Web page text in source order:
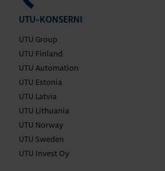
UTU-KONSERNI
UTU Group
UTU Finland
UTU Automation
UTU Estonia
UTU Latvia
UTU Lithuania
UTU Norway
UTU Sweden
UTU Invest Oy